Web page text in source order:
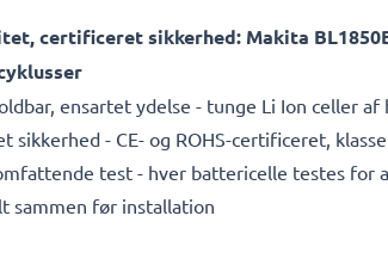
certificeret sikkerhed: Makita
ensartet ydelse - tunge Li Ion celler
sikkerhed - CE- og ROHS-certificeret,
test - hver battericelle testes for
sammen før installation